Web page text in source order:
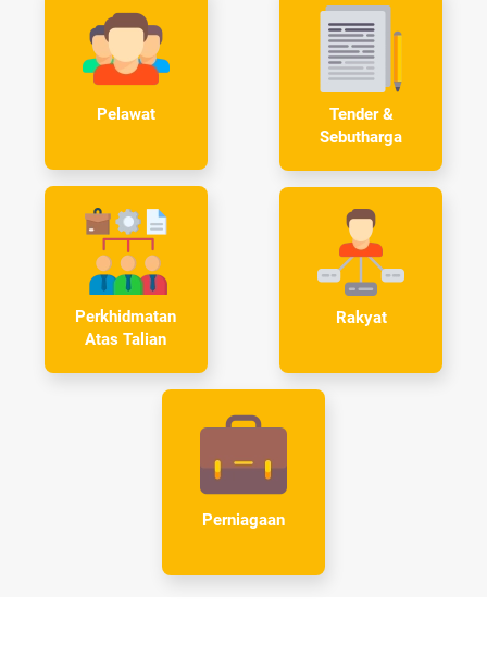
Pelawat
Tender &
Sebutharga
Perkhidmatan
Atas Talian
Rakyat
Perniagaan